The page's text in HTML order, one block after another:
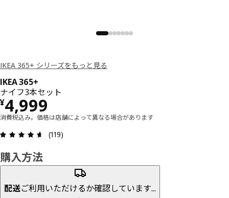
IKEA 365+ シリーズをもっと見る
IKEA 365+
ナイフ3本セット
¥4,999
価格 ¥ 4999
消費税込み。価格は店舗によって異なる場合があります
(119)
購入方法
配送ご利用いただけるか確認しています...